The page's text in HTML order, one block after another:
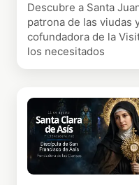
Descubre a Santa
patrona de las viudas
cofundadora de la
los necesitados